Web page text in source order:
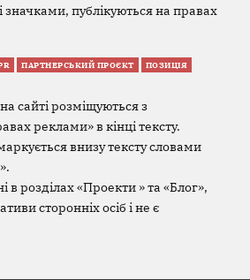
значками, публікуються на правах
ПАРТНЕРСЬКИЙ ПРОЄКТ ПОЗИЦІЯ
сайті розміщуються з
реклами» в кінці тексту.
внизу тексту словами
в розділах «Проекти » та «Блог»,
сторонніх осіб і не є